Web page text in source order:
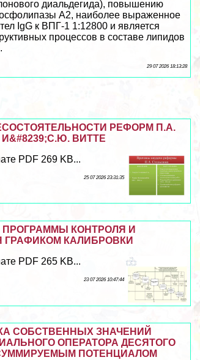
диальдегида), повышению
А2, наиболее выраженное
IgG к ВПГ-1 1:12800 и является
процессов в составе липидов
29 07 2026 18:13:28
РЕФОРМ П.А.
ВИТТЕ
PDF 269 KB...
25 07 2026 23:31:35
ПРОГРАММЫ КОНТРОЛЯ И
ГРАФИКОМ КАЛИБРОВКИ
PDF 265 KB...
23 07 2026 10:47:44
СОБСТВЕННЫХ ЗНАЧЕНИЙ
ОПЕРАТОРА ДЕСЯТОГО
ПОТЕНЦИАЛОМ